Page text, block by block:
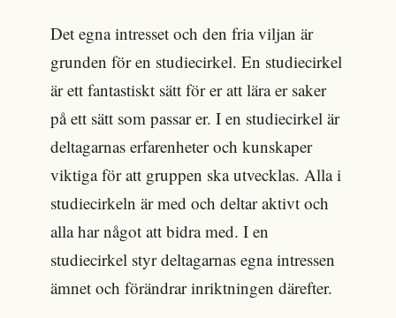
Det egna intresset och den fria viljan är
grunden för en studiecirkel. En studiecirkel
är ett fantastiskt sätt för er att lära er saker
på ett sätt som passar er. I en studiecirkel är
deltagarnas erfarenheter och kunskaper
viktiga för att gruppen ska utvecklas. Alla i
studiecirkeln är med och deltar aktivt och
alla har något att bidra med. I en
studiecirkel styr deltagarnas egna intressen
ämnet och förändrar inriktningen därefter.